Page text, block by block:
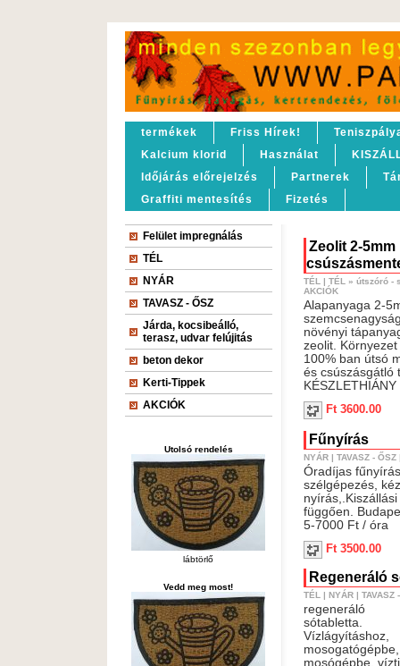
termékek Friss Hírek!
Kalcium klorid
Használat
Időjárás előrejelzés
Partnerek
Graffiti mentesítés
Fizetés
Felület impregnálás
TÉL
NYÁR
TAVASZ - ŐSZ
Járda, kocsibeálló,
terasz, udvar felújitás
beton dekor
Kerti-Tippek
AKCIÓK
Utolsó rendelés
lábtörlő
Vedd meg most!
Zeolit 2-
TÉL | TÉL » útszóró -
AKCIÓK
Alapanyaga 2-
növényi
zeolit.
100% ban útsó
és csúszásgátló
KÉSZLETHIÁNY
Ft 3600.00
Fűnyírás
NYÁR| TAVASZ - ŐSZ
Óradíjas
szélgépezés,
függően.
5-7000 Ft / óra
Ft 3500.00
Regeneráló
TÉL | NYÁR| TAVASZ
regeneráló
sótabletta.
Vízlágyításhoz,
mosogatógépbe,
mosógépbe,